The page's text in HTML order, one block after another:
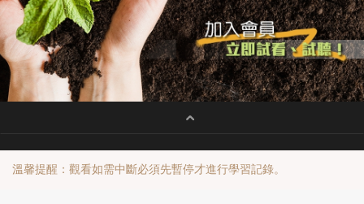
溫馨提醒：觀看如需中斷必須先暫停才進行學習記錄。